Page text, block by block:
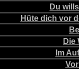
Du
Hüte dich vor
Die
Im